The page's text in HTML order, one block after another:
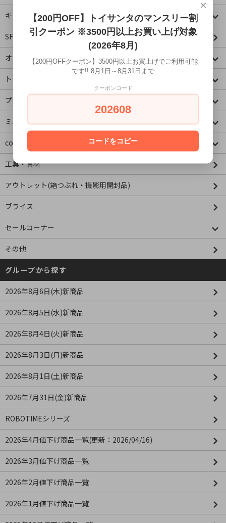
キャラクター
SF・映画・アメコミ
オリジナル
トミカコーナー
プラレールコーナー
ミニチュア&ドールハウス
concombre コンコンブル
工具・資材
アウトレット(箱つぶれ・撮影用開封品)
ブライス
セールコーナー
その他
グループから探す
2026年8月6日(木)新商品
2026年8月5日(水)新商品
2026年8月4日(火)新商品
2026年8月3日(月)新商品
2026年8月1日(土)新商品
2026年7月31日(金)新商品
ROBOTIMEシリーズ
2026年4月値下げ商品一覧(更新：2026/04/16)
2026年3月値下げ商品一覧
2026年2月値下げ商品一覧
2026年1月値下げ商品一覧
×
【200円OFF】トイサンタのマンスリー割
引クーポン ※3500円以上お買い上げ対象
(2026年8月)
【200円OFFクーポン】3500円以上お買上げでご利用可能
です!! 8月1日～8月31日まで
クーポンコード
202608
コードをコピー